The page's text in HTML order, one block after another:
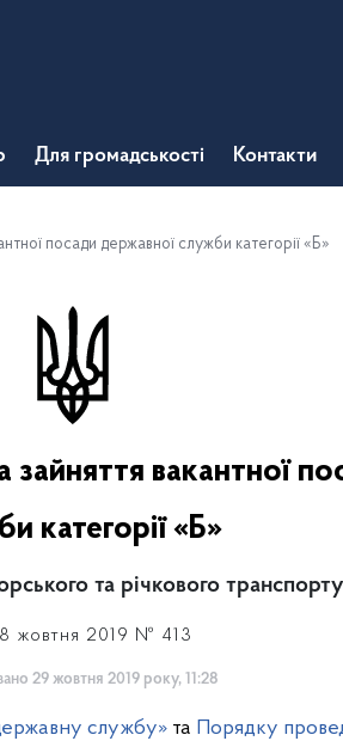
Для громадськості Контакти
посади державної служби категорії «Б»
вакантної
категорії «Б»
та річкового
жовтня 2019 № 413
29 жовтня 2019 року, 11:28
службу» та Порядку